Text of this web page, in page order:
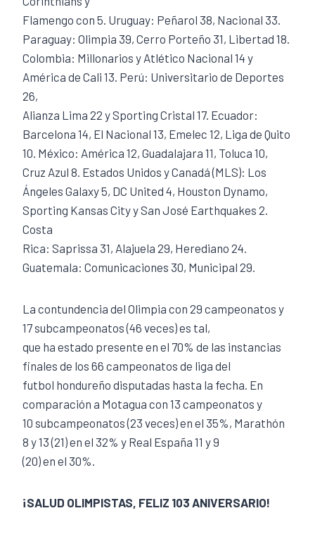
Flamengo con 5. Uruguay: Peñarol 38, Nacional 33.
Paraguay: Olimpia 39, Cerro Porteño 31, Libertad 18.
Colombia: Millonarios y Atlético Nacional 14 y
América de Cali 13. Perú: Universitario de Deportes
26,
Alianza Lima 22 y Sporting Cristal 17. Ecuador:
Barcelona 14, El Nacional 13, Emelec 12, Liga de Quito
10. México: América 12, Guadalajara 11, Toluca 10,
Cruz Azul 8. Estados Unidos y Canadá (MLS): Los
Ángeles Galaxy 5, DC United 4, Houston Dynamo,
Sporting Kansas City y San José Earthquakes 2.
Costa
Rica: Saprissa 31, Alajuela 29, Herediano 24.
Guatemala: Comunicaciones 30, Municipal 29.
La contundencia del Olimpia con 29 campeonatos y
17 subcampeonatos (46 veces) es tal,
que ha estado presente en el 70% de las instancias
finales de los 66 campeonatos de liga del
futbol hondureño disputadas hasta la fecha. En
comparación a Motagua con 13 campeonatos y
10 subcampeonatos (23 veces) en el 35%, Marathón
8 y 13 (21) en el 32% y Real España 11 y 9
(20) en el 30%.
¡SALUD OLIMPISTAS, FELIZ 103 ANIVERSARIO!